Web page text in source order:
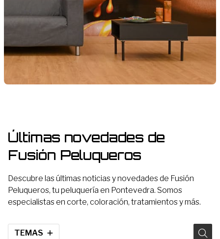
Últimas novedades de
Fusión Peluqueros
Descubre las últimas noticias y novedades de Fusión
Peluqueros, tu peluquería en Pontevedra. Somos
especialistas en corte, coloración, tratamientos y más.
TEMAS